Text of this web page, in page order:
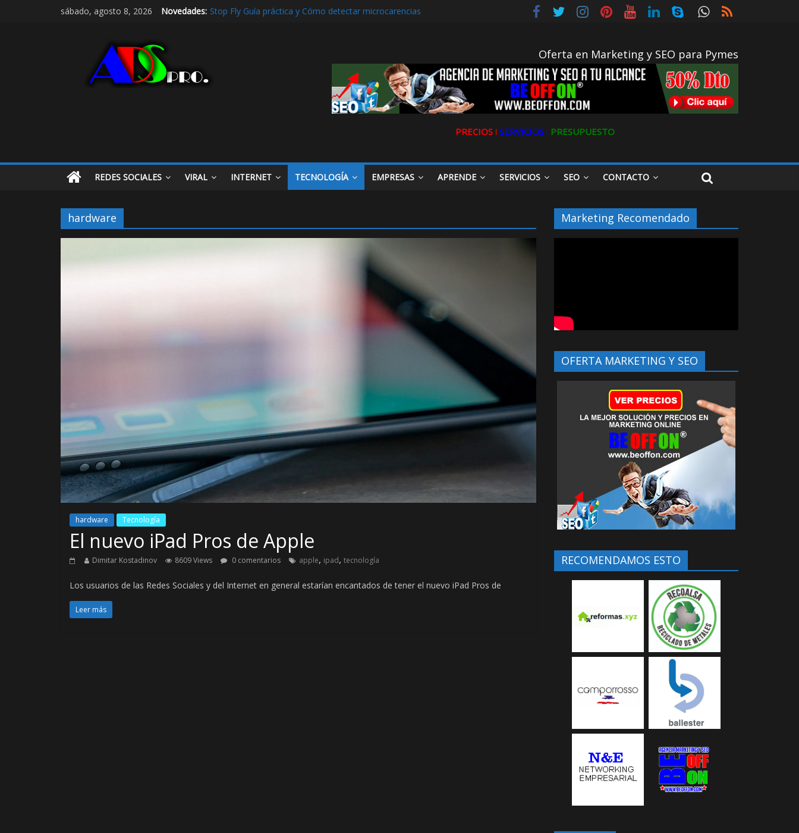
sábado, agosto 8, 2026 Novedades: De hobby a referencia. La historia de Ultravioleta Radio y su impacto en el mundo digital
Oferta en Marketing y SEO para Pymes
PRECIOS ǀ SERVICIOS ǀ PRESUPUESTO
REDES SOCIALES VIRAL INTERNET TECNOLOGÍA EMPRESAS APRENDE SERVICIOS SEO CONTACTO
hardware
hardware Tecnología
El nuevo iPad Pros de Apple
Dimitar Kostadinov 8609 Views 0 comentarios apple, ipad, tecnología
Los usuarios de las Redes Sociales y del Internet en general estarían encantados de tener el nuevo iPad Pros de
Leer más
Marketing Recomendado
OFERTA MARKETING Y SEO
RECOMENDAMOS ESTO